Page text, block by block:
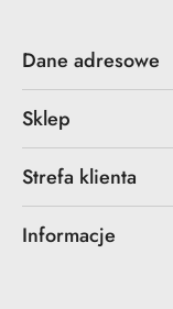
Dane adresowe
Sklep
Strefa klienta
Informacje